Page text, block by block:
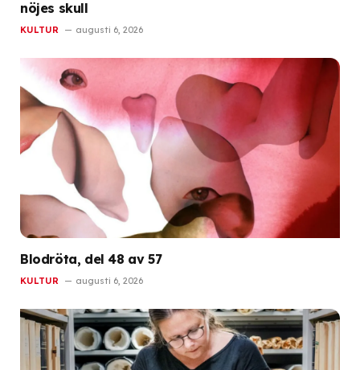
nöjes skull
KULTUR augusti 6, 2026
Blodröta, del 48 av 57
KULTUR augusti 6, 2026